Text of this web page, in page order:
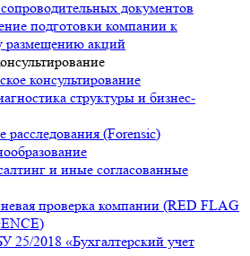
документов
подготовки компании к
размещению акций
консультирование
структуры и бизнес-
(Forensic)
и иные согласованные
проверка компании (RED FLAG
2018 «Бухгалтерский учет